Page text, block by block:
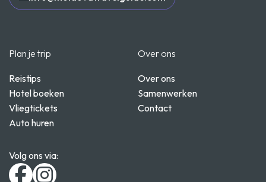
Plan je trip
Reistips
Hotel boeken
Vliegtickets
Auto huren
Over ons
Over ons
Samenwerken
Contact
Volg ons via: